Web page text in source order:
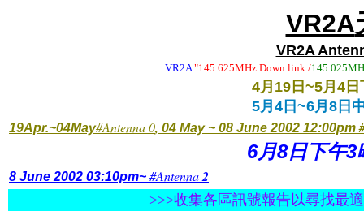
VR2A
VR2A
VR2A"145.625MHz Down link /
4月 19 日 ~5月 4
5月 4 日 ~6月 8 日
19Apr.~04May#Antenna 0, 04 May ~ 08 June 2002 12:00pm
6月8日下午3
8 June 2002 03:10pm~ #Antenna2
>>>收集各區訊號報告以尋找最